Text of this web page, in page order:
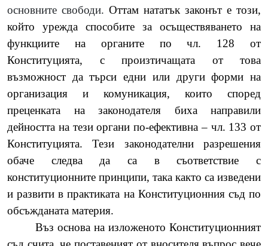
основните свободи. Оттам нататък законът е този,
който урежда способите за осъществяването на
функциите на органите по чл. 128 от
Конституцията, с произтичащата от това
възможност да търси едни или други форми на
организация и комуникация, които според
преценката на законодателя биха направили
дейността на тези органи по-ефективна – чл. 133 от
Конституцията. Тези законодателни разрешения
обаче следва да са в съответствие с
конституционните принципи, така както са изведени
и развити в практиката на Конституционния съд по
обсъжданата материя.
Въз основа на изложеното Конституционният